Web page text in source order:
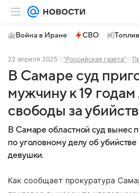
Война в Иране СВО
22 апреля 2025 "Российская газета"
В Самаре суд
мужчину к 19
свободы за
В Самаре областной суд вынес
по уголовному делу об убийстве
девушки.
Как сообщает прокуратура